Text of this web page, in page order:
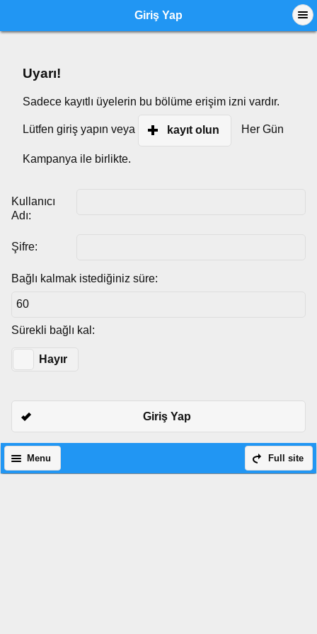
Giriş Yap
Uyarı!
Sadece kayıtlı üyelerin bu bölüme erişim izni vardır.
Lütfen giriş yapın veya kayıt olun Her Gün
Kampanya ile birlikte.
Kullanıcı
Adı:
Şifre:
Bağlı kalmak istediğiniz süre:
Sürekli bağlı kal:
Hayır
Giriş Yap
Full site
Menu